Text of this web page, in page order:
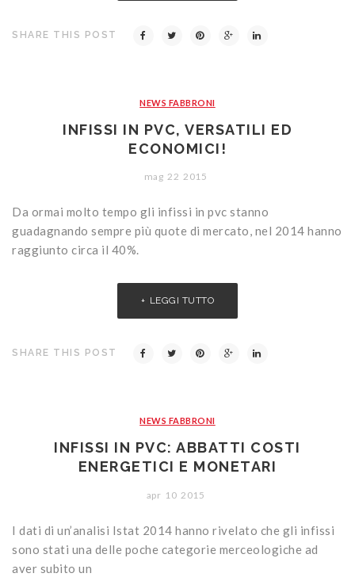
SHARE THIS POST
NEWS FABBRONI
INFISSI IN PVC, VERSATILI ED
ECONOMICI!
mag 22 2015
Da ormai molto tempo gli infissi in pvc stanno
guadagnando sempre più quote di mercato, nel 2014 hanno
raggiunto circa il 40%.
LEGGI TUTTO
SHARE THIS POST
NEWS FABBRONI
INFISSI IN PVC: ABBATTI COSTI
ENERGETICI E MONETARI
apr 10 2015
I dati di un’analisi Istat 2014 hanno rivelato che gli infissi
sono stati una delle poche categorie merceologiche ad
aver subito un